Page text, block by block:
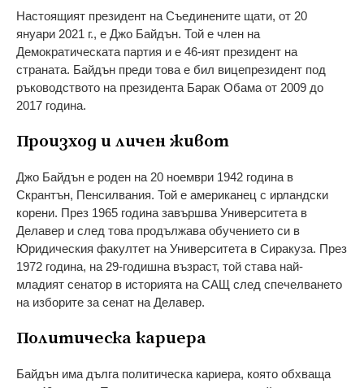
Настоящият президент на Съединените щати, от 20
януари 2021 г., е Джо Байдън. Той е член на
Демократическата партия и е 46-ият президент на
страната. Байдън преди това е бил вицепрезидент под
ръководството на президента Барак Обама от 2009 до
2017 година.
Произход и личен живот
Джо Байдън е роден на 20 ноември 1942 година в
Скрантън, Пенсилвания. Той е американец с ирландски
корени. През 1965 година завършва Университета в
Делавер и след това продължава обучението си в
Юридическия факултет на Университета в Сиракуза. През
1972 година, на 29-годишна възраст, той става най-
младият сенатор в историята на САЩ след спечелването
на изборите за сенат на Делавер.
Политическа кариера
Байдън има дълга политическа кариера, която обхваща